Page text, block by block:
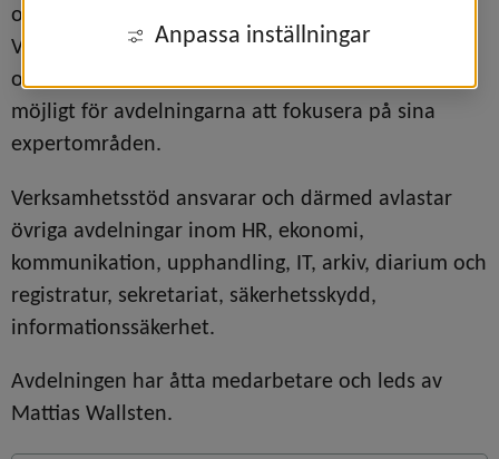
Anpassa inställningar
område. Man kan säga att avdelningen
Verksamhetsstöds expertkunskaper inom en rad
olika administrativa områden avlastar och gör det
möjligt för avdelningarna att fokusera på sina
expertområden.
Verksamhetsstöd ansvarar och därmed avlastar
övriga avdelningar inom HR, ekonomi,
kommunikation, upphandling, IT, arkiv, diarium och
registratur, sekretariat, säkerhetsskydd,
informationssäkerhet.
Avdelningen har åtta medarbetare och leds av
Mattias Wallsten.